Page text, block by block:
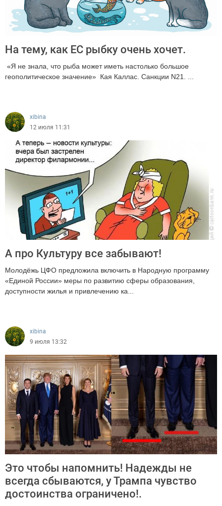
На тему, как ЕС рыбку очень хочет.
«Я не знала, что рыба может иметь настолько большое
геополитическое значение» Кая Каллас. Санкции N21. ...
xibina
12 июля 11:31
А про Культуру все забывают!
Молодёжь ЦФО предложила включить в Народную программу
«Единой России» меры по развитию сферы образования,
доступности жилья и привлечению ка...
xibina
9 июля 13:32
Это чтобы напомнить! Надежды не
всегда сбываются, у Трампа чувство
достоинства ограничено!.